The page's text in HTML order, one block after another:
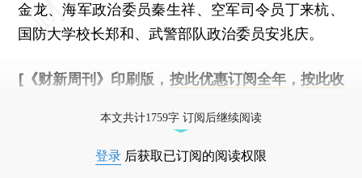
金龙、海军政治委员秦生祥、空军司令员丁来杭、
国防大学校长郑和、武警部队政治委员安兆庆。
[《财新周刊》印刷版， 按此优惠订阅全年， 按此收
本文共计1759字 订阅后继续阅读
登录 后获取已订阅的阅读权限